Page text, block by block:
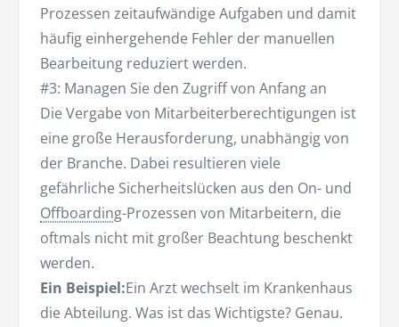
Prozessen zeitaufwändige Aufgaben und damit
häufig einhergehende Fehler der manuellen
Bearbeitung reduziert werden.
#3: Managen Sie den Zugriff von Anfang an
Die Vergabe von Mitarbeiterberechtigungen ist
eine große Herausforderung, unabhängig von
der Branche. Dabei resultieren viele
gefährliche Sicherheitslücken aus den On- und
Offboarding-Prozessen von Mitarbeitern, die
oftmals nicht mit großer Beachtung beschenkt
werden.
Ein Beispiel:Ein Arzt wechselt im Krankenhaus
die Abteilung. Was ist das Wichtigste? Genau.